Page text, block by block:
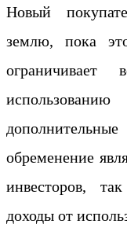
Новый
землю, пока
ограничивает
обременение
инвесторов,
доходы от